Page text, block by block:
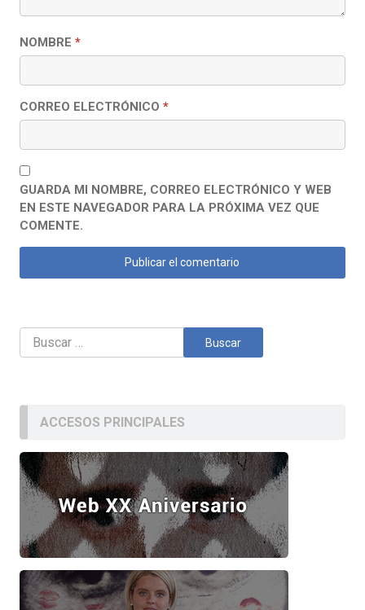
NOMBRE *
CORREO ELECTRÓNICO *
GUARDA MI NOMBRE, CORREO ELECTRÓNICO Y WEB
EN ESTE NAVEGADOR PARA LA PRÓXIMA VEZ QUE
COMENTE.
Buscar:
ACCESOS PRINCIPALES